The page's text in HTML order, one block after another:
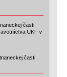
časti
UKF v
časti